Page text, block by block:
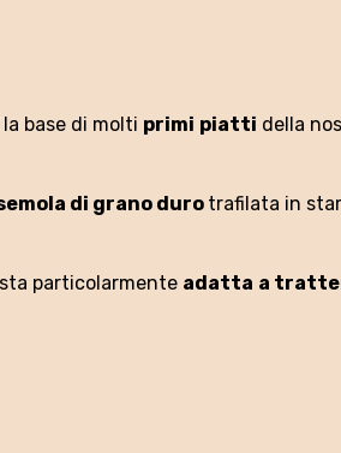
la base di molti primi piatti della
di grano duro trafilata in
particolarmente adatta a